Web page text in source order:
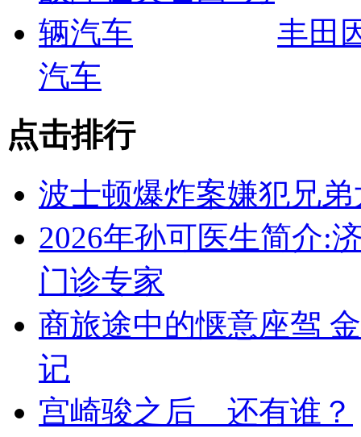
丰田
汽车
点击排行
波士顿爆炸案嫌犯兄
2026年孙可医生简介:
门诊专家
商旅途中的惬意座驾
记
宫崎骏之后 还有谁？